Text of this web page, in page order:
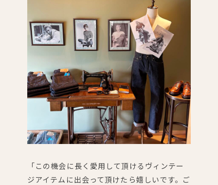
「この機会に長く愛用して頂けるヴィンテー
ジアイテムに出会って頂けたら嬉しいです。ご